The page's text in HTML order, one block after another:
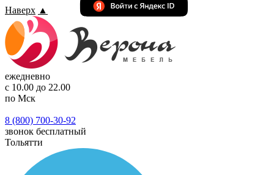
Наверх ▲
ежедневно
с 10.00 до 22.00
по Мск
8 (800) 700-30-92
звонок бесплатный
Тольятти